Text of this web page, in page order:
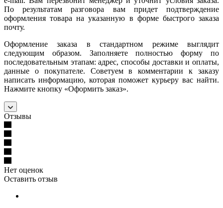
По результатам разговора вам придет подтверждение
оформления товара на указанную в форме быстрого заказа
почту.
Оформление заказа в стандартном режиме выглядит
следующим образом. Заполняете полностью форму по
последовательным этапам: адрес, способы доставки и оплаты,
данные о покупателе. Советуем в комментарии к заказу
написать информацию, которая поможет курьеру вас найти.
Нажмите кнопку «Оформить заказ».
Отзывы
Нет оценок
Оставить отзыв